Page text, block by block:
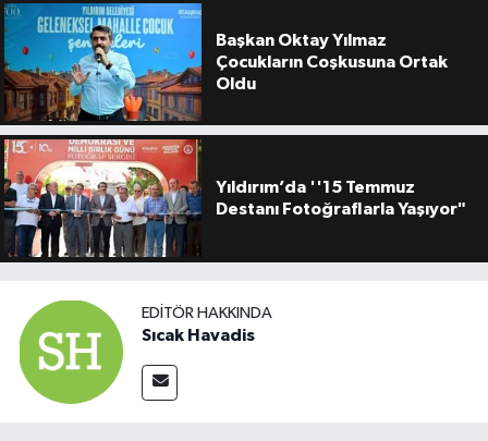
Başkan Oktay Yılmaz
Çocukların Coşkusuna Ortak
Oldu
Yıldırım’da ''15 Temmuz
Destanı Fotoğraflarla Yaşıyor"
EDITÖR HAKKINDA
Sıcak Havadis